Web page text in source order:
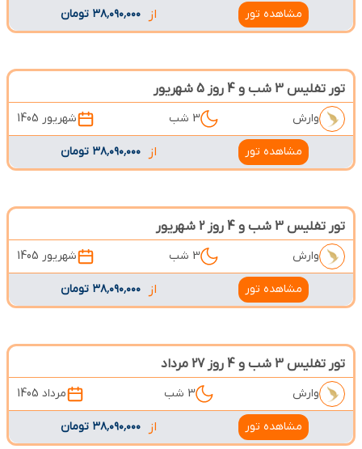
مشاهده تور از ۳۸٬۰۹۰٬۰۰۰ تومان
تور تفلیس 3 شب و 4 روز 5 شهریور
وارش 3 شب شهریور 1405
مشاهده تور از ۳۸٬۰۹۰٬۰۰۰ تومان
تور تفلیس 3 شب و 4 روز 2 شهریور
وارش 3 شب شهریور 1405
مشاهده تور از ۳۸٬۰۹۰٬۰۰۰ تومان
تور تفلیس 3 شب و 4 روز 27 مرداد
وارش 3 شب مرداد 1405
مشاهده تور از ۳۸٬۰۹۰٬۰۰۰ تومان